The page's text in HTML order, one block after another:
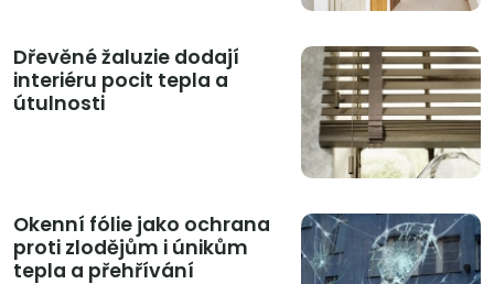
Dřevěné žaluzie dodají
interiéru pocit tepla a
útulnosti
Okenní fólie jako ochrana
proti zlodějům i únikům
tepla a přehřívání